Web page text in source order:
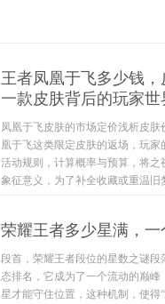
王者凤凰于飞多少钱
一款皮肤背后的玩家世
凤凰于飞皮肤的市场定价浅析皮
凰于飞这类限定皮肤的返场，玩
活动规则，计算概率与预算，将
象征意义，为了补全收藏或重温
荣耀王者多少星满，
段首，荣耀王者段位的星数之谜
态排名，它成为了一个流动的巅
星才能守住位置，这种机制，使